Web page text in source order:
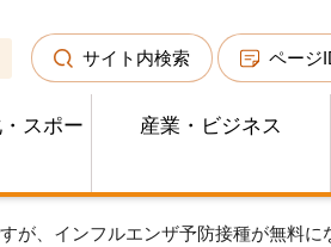
サイト内検索 ページ
スポー
産業・ビジネス
が、インフルエンザ予防接種が無料に